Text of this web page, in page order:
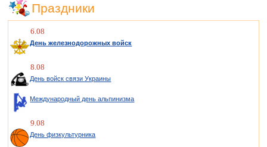
Праздники
6.08
День железнодорожных войск
8.08
День войск связи Украины
Международный день альпинизма
9.08
День физкультурника